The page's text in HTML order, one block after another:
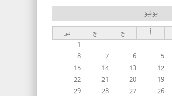
يونيو
أ خ ج
س
1
5
6
7
8
12
13
14
15
19
20
21
22
26
27
28
29